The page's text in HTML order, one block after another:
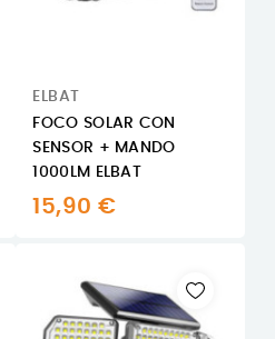
ELBAT
FOCO SOLAR CON
SENSOR + MANDO
1000LM ELBAT
15,90 €